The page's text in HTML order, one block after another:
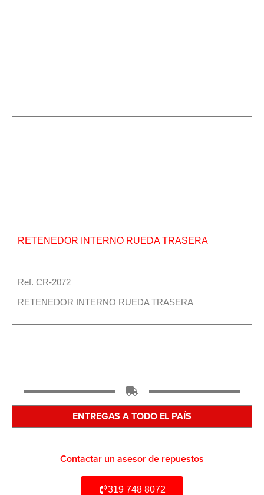
RETENEDOR INTERNO RUEDA TRASERA
Ref. CR-2072
RETENEDOR INTERNO RUEDA TRASERA
ENTREGAS A TODO EL PAÍS
Contactar un asesor de repuestos
319 748 8072